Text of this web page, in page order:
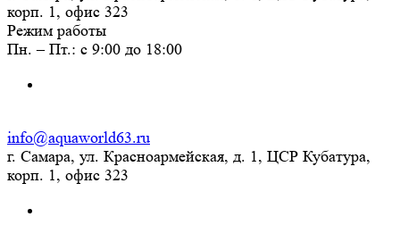
корп. 1, офис 323
Режим работы
Пн. – Пт.: с 9:00 до 18:00
info@aquaworld63.ru
г. Самара, ул. Красноармейская, д. 1, ЦСР Кубатура,
корп. 1, офис 323